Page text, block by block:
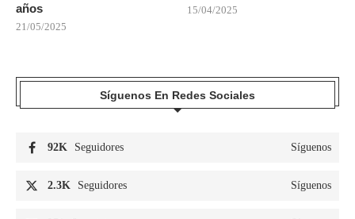
años
21/05/2025
15/04/2025
Síguenos En Redes Sociales
92K Seguidores Síguenos
2.3K Seguidores Síguenos